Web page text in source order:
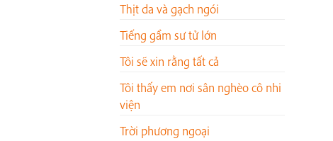
Thịt da và gạch ngói
Tiếng gầm sư tử lớn
Tôi sẽ xin rằng tất cả
Tôi thấy em nơi sân nghèo cô nhi
viện
Trời phương ngoại